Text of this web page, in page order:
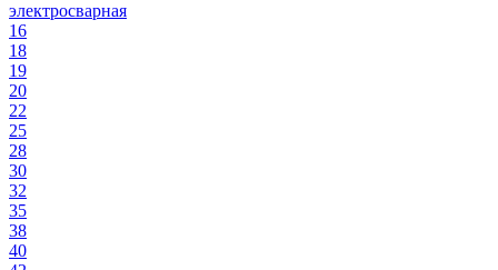
электросварная
16
18
19
20
22
25
28
30
32
35
38
40